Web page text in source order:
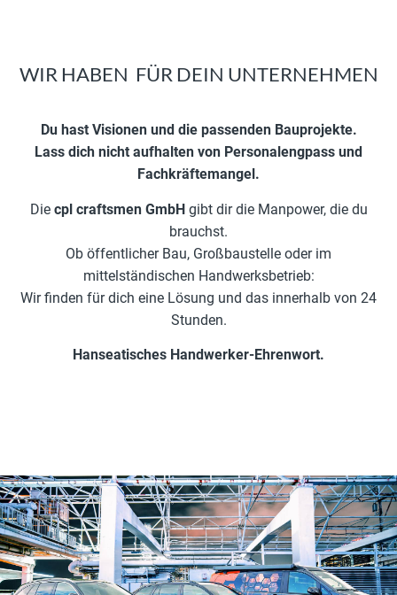
WIR HABENMA NPOWER|FÜR DEIN
Du hast Visionen und die passenden Bauprojekte.
Lass dich nicht aufhalten von Personalengpass und
cpl craftsmen GmbHgibt dir die Manpower, die du
brauchst.
Ob öffentlicher Bau, Großbaustelle oder im
mittelständischen Handwerksbetrieb:
Wir finden für dich eine Lösung und das innerhalb von 24